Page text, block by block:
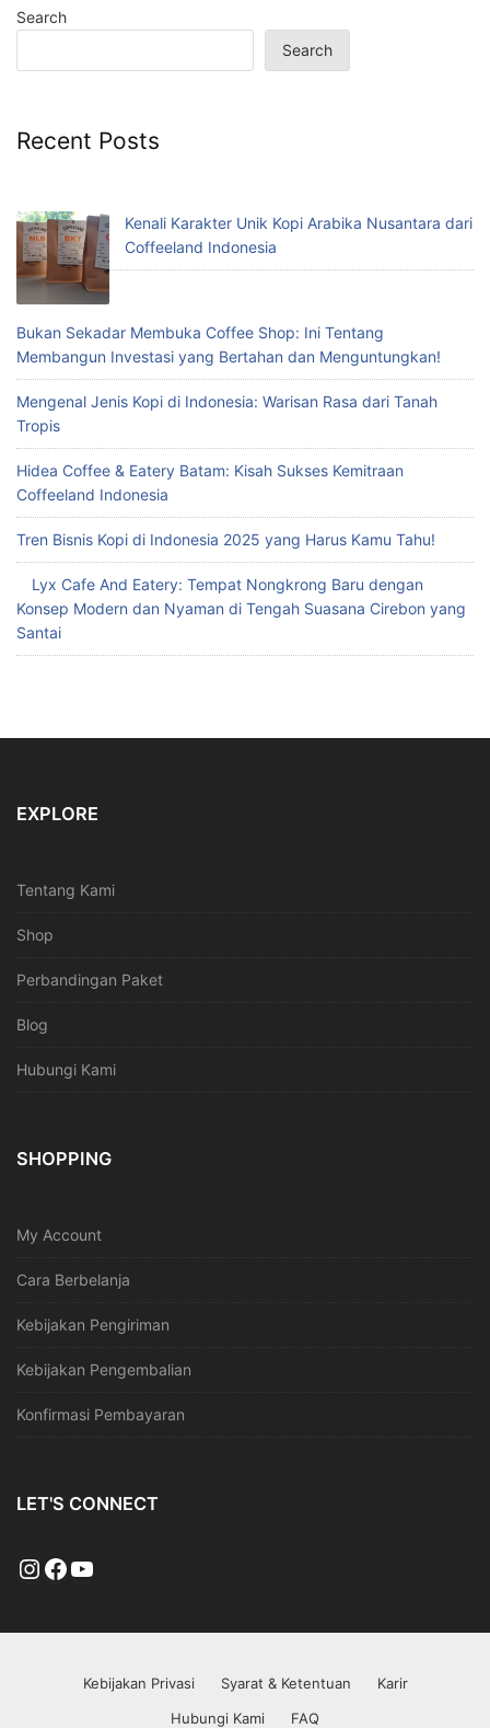
Search
Search
Recent Posts
Kenali Karakter Unik Kopi Arabika Nusantara dari
Coffeeland Indonesia
Bukan Sekadar Membuka Coffee Shop: Ini Tentang
Membangun Investasi yang Bertahan dan Menguntungkan!
Mengenal Jenis Kopi di Indonesia: Warisan Rasa dari Tanah
Tropis
Hidea Coffee & Eatery Batam: Kisah Sukses Kemitraan
Coffeeland Indonesia
Tren Bisnis Kopi di Indonesia 2025 yang Harus Kamu Tahu!
Lyx Cafe And Eatery: Tempat Nongkrong Baru dengan
Konsep Modern dan Nyaman di Tengah Suasana Cirebon yang
Santai
EXPLORE
Tentang Kami
Shop
Perbandingan Paket
Blog
Hubungi Kami
SHOPPING
My Account
Cara Berbelanja
Kebijakan Pengiriman
Kebijakan Pengembalian
Konfirmasi Pembayaran
LET'S CONNECT
Kebijakan Privasi Syarat & Ketentuan
Karir
Hubungi Kami
FAQ